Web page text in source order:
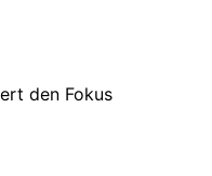
den Fokus